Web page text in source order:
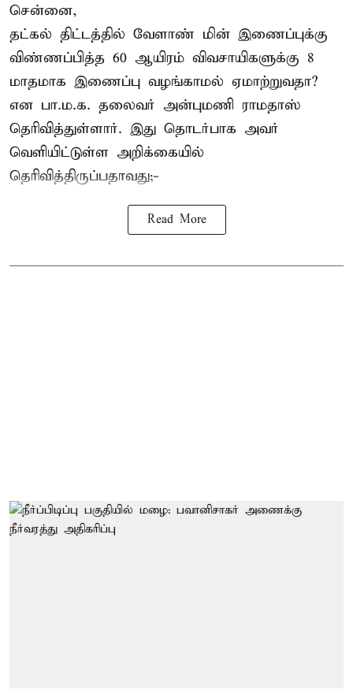
சென்னை,
தட்கல் திட்டத்தில் வேளாண் மின் இணைப்புக்கு
விண்ணப்பித்த 60 ஆயிரம் விவசாயிகளுக்கு 8
மாதமாக இணைப்பு வழங்காமல் ஏமாற்றுவதா?
என பா.ம.க. தலைவர் அன்புமணி ராமதாஸ்
தெரிவித்துள்ளார். இது தொடர்பாக அவர்
வெளியிட்டுள்ள அறிக்கையில்
தெரிவித்திருப்பதாவது;-
Read More